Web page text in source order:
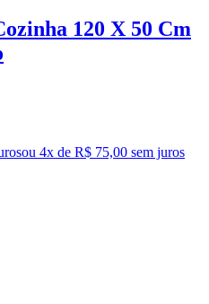
120 X 50 Cm
ou 4x de R$ 75,00 sem juros